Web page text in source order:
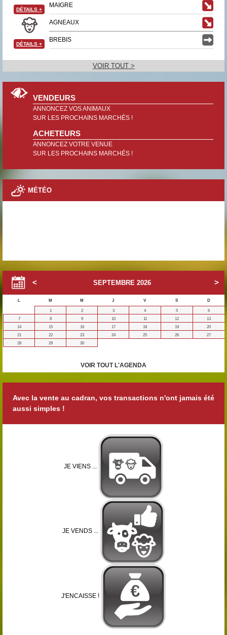
MAIGRE
DÉTAILS +
AGNEAUX
BREBIS
DÉTAILS +
VOIR TOUT >
VENDEURS
ANNONCEZ VOS ANIMAUX
SUR LES PROCHAINS MARCHÉS !
ACHETEURS
ANNONCEZ VOTRE VENUE
SUR LES PROCHAINS MARCHÉS !
MÉTÉO
SEPTEMBRE 2026
L M M J V S
D
1
2 3 4 5
6
7
8 9 10 11 12
13
14
15 16 17 18 19
20
21
22 23 24 25 26
27
28
29 30
VOIR TOUT L'AGENDA
Avec la vente au cadran, vos transactions n'ont jamais été
aussi simples !
JE VIENS ...
JE VENDS ...
J'ENCAISSE !